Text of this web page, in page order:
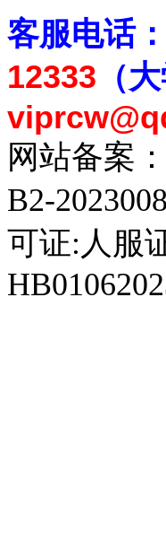
客服电话：
12333 （
网站备案：
B2-
可证:人服